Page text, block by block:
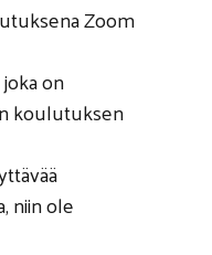
Zoom
on
koulutuksen
niin ole